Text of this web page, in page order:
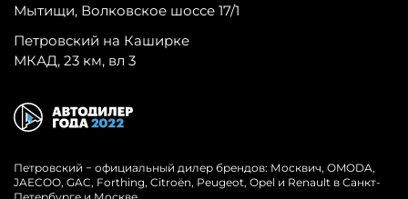
Мытищи, Волковское шоссе 17/1
Петровский на Каширке
МКАД, 23 км, вл 3
Петровский − официальный дилер брендов: Москвич, OMODA,
JAECOO, GAC, Forthing, Citroёn, Peugeot, Opel и Renault в Санкт-